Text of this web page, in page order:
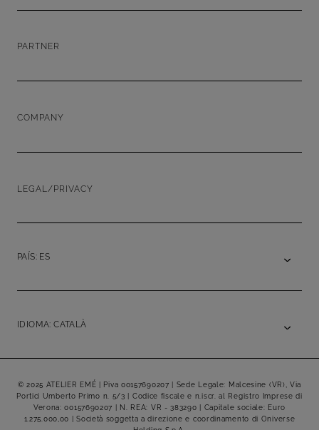
PARTNER
COMPANY
LEGAL/PRIVACY
PAÍS: ES
IDIOMA: CATALÀ
© 2025 ATELIER EMÉ | Piva 00157690207 | Sede Legale: Malcesine (VR), Via
Portici Umberto Primo n. 5/3 | Codice fiscale e n.iscr. al Registro Imprese di
Verona: 00157690207 | N. REA: VR - 383290 | Capitale sociale: Euro
1.275.000,00 | Società soggetta a direzione e coordinamento di Oniverse